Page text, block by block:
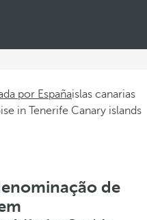
por Españaislas canarias
de